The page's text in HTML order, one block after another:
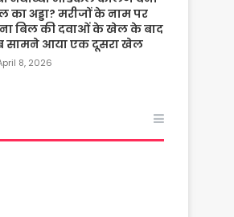
का अड्डा? मरीजों के नाम पर
बिल की दवाओं के खेल के बाद
सामने आया एक दूसरा खेल
8, 2026